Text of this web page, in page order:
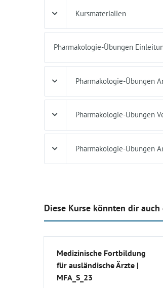
Kursmaterialien
Pharmakologie-Übungen
Pharmakologie-Übungen
Pharmakologie-Übungen
Pharmakologie-Übungen
Diese Kurse könnten dir
Medizinische Fortbildung
für ausländische Ärzte |
MFA_S_23